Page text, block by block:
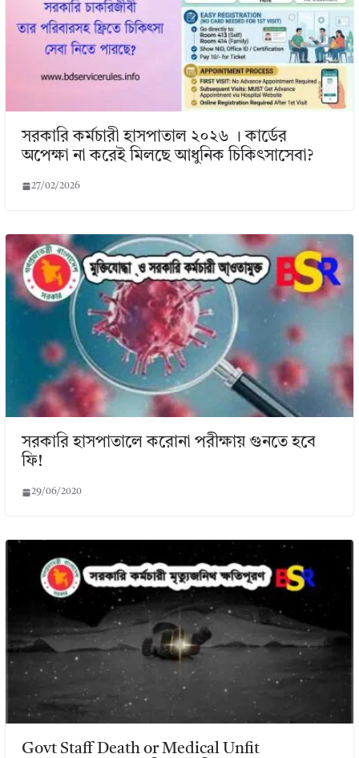
সরকারি কর্মচারী হাসপাতাল ২০২৬ । কার্ডের
অপেক্ষা না করেই মিলছে আধুনিক চিকিৎসাসেবা?
27/02/2026
সরকারি হাসপাতালে করোনা পরীক্ষায় গুনতে হবে
ফি!
29/06/2020
Govt Staff Death or Medical Unfit